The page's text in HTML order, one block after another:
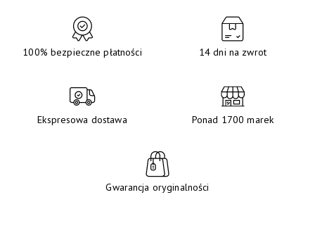
100% bezpieczne płatności 14 dni na zwrot
Ekspresowa dostawa Ponad 1700 marek
Gwarancja oryginalności